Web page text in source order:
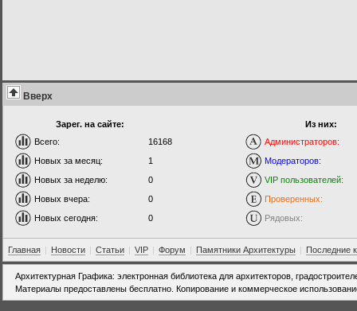
Вверх
Зарег. на сайте:
Всего:
16168
Новых за месяц:
1
Новых за неделю:
0
Новых вчера:
0
Новых сегодня:
0
Из них:
Администраторов:
Модераторов:
VIP пользователей:
Проверенных:
Рядовых:
Главная | Новости | Статьи | VIP | Форум | Памятники Архитектуры | Последние
Архитектурная Графика: электронная библиотека для архитекторов,
Материалы предоставлены бесплатно. Копирование и коммерческое